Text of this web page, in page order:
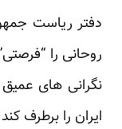
دفتر ریاست
روحانی را
نگرانی های
ایران را برطرف